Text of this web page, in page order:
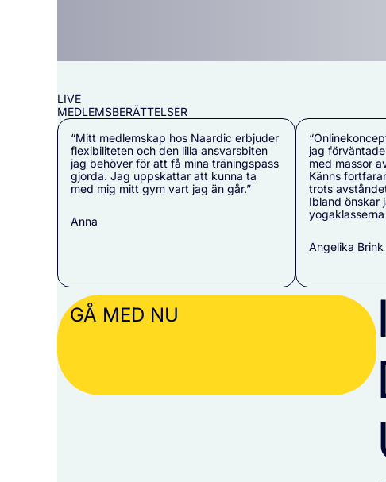
LIVE
MEDLEMSBERÄTTELSER
“Mitt medlemskap hos Naardic erbjuder
flexibiliteten och den lilla ansvarsbiten
jag behöver för att få mina träningspass
gjorda. Jag uppskattar att kunna ta
med mig mitt gym vart jag än går.”
Anna
jag
med massor
Känns
trots
Ibland önskar
Angelika Brink
GÅ MED NU